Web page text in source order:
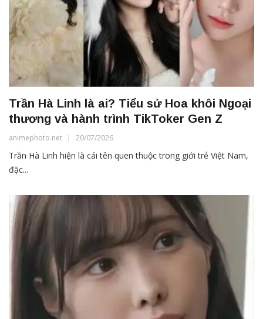
Trần Hà Linh là ai? Tiểu sử Hoa khôi Ngoại
thương và hành trình TikToker Gen Z
animephoto.net 20/07/2026
Trần Hà Linh hiện là cái tên quen thuộc trong giới trẻ Việt Nam,
đặc...